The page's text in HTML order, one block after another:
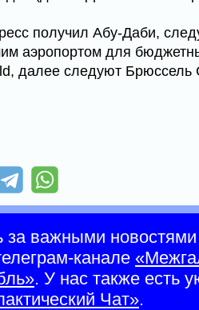
получил Абу-Даби,
аэропортом для
далее следуют Брюссель
за важными
канале
. У нас также есть
Чат».